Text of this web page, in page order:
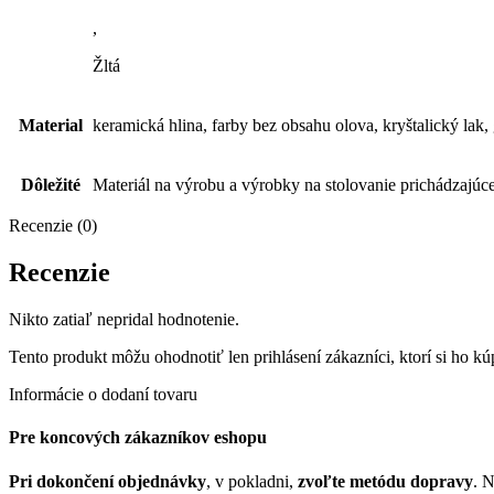
,
Žltá
Material keramická hlina, farby bez obsahu olova, kryštalický lak,
Dôležité Materiál na výrobu a výrobky na stolovanie
Recenzie (0)
Recenzie
Nikto zatiaľ nepridal hodnotenie.
Tento produkt môžu ohodnotiť len prihlásení zákazníci, ktorí si ho
Informácie o dodaní tovaru
Pre koncových zákazníkov eshopu
Pri dokončení objednávky, v pokladni, zvoľte metódu dopravy.